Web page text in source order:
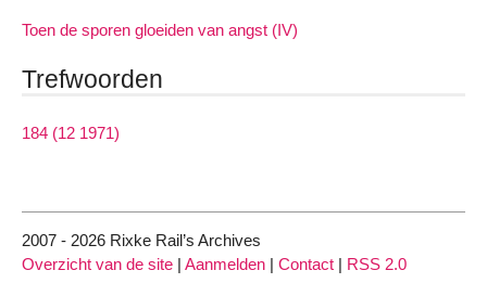
Toen de sporen gloeiden van angst (IV)
Trefwoorden
184 (12 1971)
2007 - 2026 Rixke Rail’s Archives
Overzicht van de site | Aanmelden | Contact | RSS 2.0